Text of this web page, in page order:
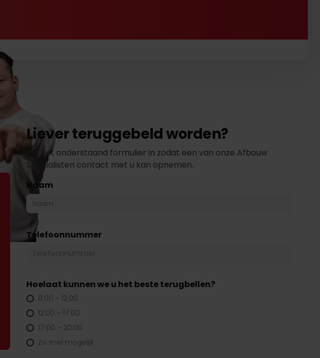
Liever teruggebeld worden?
Vul het onderstaand formulier in zodat een van onze Afbouw
Specialisten contact met u kan opnemen.
Naam
Telefoonnummer
Hoelaat kunnen we u het beste terugbellen?
8:00 - 12:00
12:00 - 17:00
17:00 - 20:00
Zo snel mogelijk